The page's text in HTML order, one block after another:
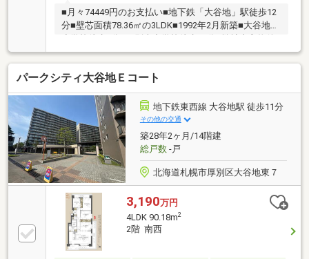
■月々74449円のお支払い■地下鉄「大谷地」駅徒歩12
分■壁芯面積78.36㎡の3LDK■1992年2月新築■大谷地東
の為諸費用が抑えられます！◆リフォーム内容(2026
年6月完成) ◆・キッチン交換＆食器棚新設・ユニット
バス交換・洗面化粧台交換・トイレ交換・カーテン＆
照明取付・全室フローリング貼替・全室クロス貼替・
建具交換・内窓交換・ガスファンコンベクター交換・
給水給湯配管交換・和室→洋室化・ブレーカー交換・
ロールスクリーン取付・シューズクローゼット交換
パークシティ大谷地Ｅコート
地下鉄東西線 大谷地駅 徒歩11分
その他の交通
築28年2ヶ月/14階建
総戸数-戸
北海道札幌市厚別区大谷地東７
3,190万円
4LDK 90.18m2
2階 南西